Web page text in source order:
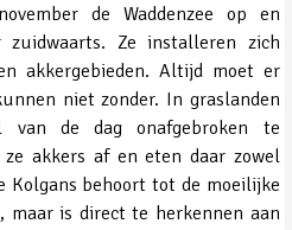
de Waddenzee op en
zuidwaarts. Ze installeren zich
akkergebieden. Altijd moet er
niet zonder. In graslanden
de dag onafgebroken te
akkers af en eten daar zowel
Kolgans behoort tot de moeilijke
maar is direct te herkennen aan